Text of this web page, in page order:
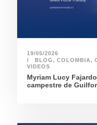
19/05/2026
BLOG, COLOMBIA,
VIDEOS
Myriam Lucy
campestre de